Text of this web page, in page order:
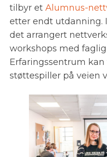
tilbyr et Alumnus-
etter endt utdanning.
det arrangert
workshops med faglig
Erfaringssentrum
støttespiller på veien